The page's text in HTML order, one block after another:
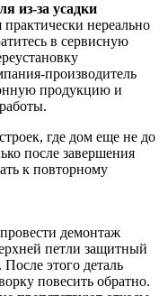
из-за усадки
нереально
в сервисную
производитель
продукцию и
где дом еще не до
после завершения
к повторному
демонтаж
петли защитный
этого деталь
повесить обратно.